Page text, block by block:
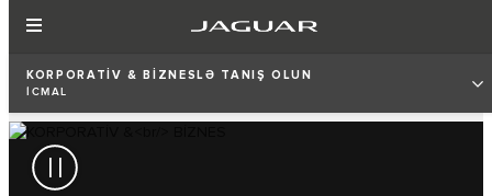
KORPORATİV & BİZNESLƏ TANIŞ OLUN
İCMAL